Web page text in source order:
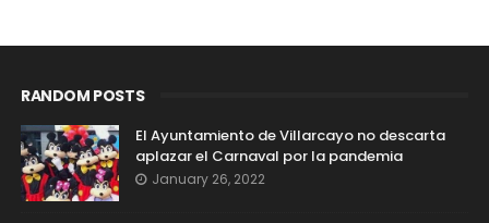
RANDOM POSTS
El Ayuntamiento de Villarcayo no descarta
aplazar el Carnaval por la pandemia
January 26, 2022